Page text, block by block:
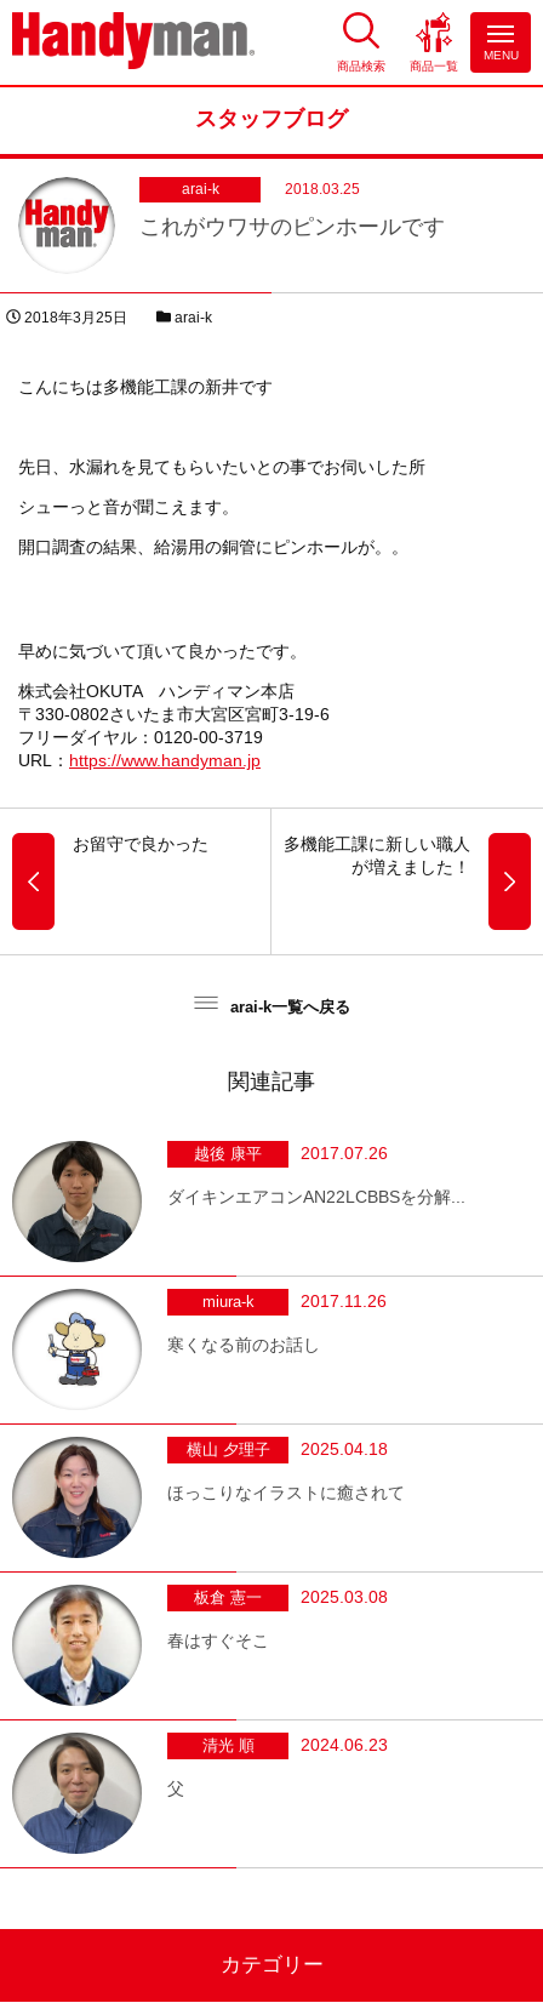
お風呂やキッチンのリフォーム
商品検索 商品一覧
MENU
スタッフブログ
arai-k 2018.03.25
これがウワサのピンホールです
投稿日
2018年3月25日
スタッフブログカテゴリー
arai-k
こんにちは多機能工課の新井です
先日、水漏れを見てもらいたいとの事でお伺いした所
シューっと音が聞こえます。
開口調査の結果、給湯用の銅管にピンホールが。。
早めに気づいて頂いて良かったです。
株式会社OKUTA ハンディマン本店
〒330-0802さいたま市大宮区宮町3-19-6
フリーダイヤル：0120-00-3719
URL： https://www.handyman.jp
お留守で良かった
多機能工課に新しい職人
が増えました！
arai-k一覧へ戻る
関連記事
越後 康平 2017.07.26
ダイキンエアコンAN22LCBBSを分解...
miura-k 2017.11.26
寒くなる前のお話し
横山 夕理子 2025.04.18
ほっこりなイラストに癒されて
板倉 憲一 2025.03.08
春はすぐそこ
清光 順 2024.06.23
父
カテゴリー